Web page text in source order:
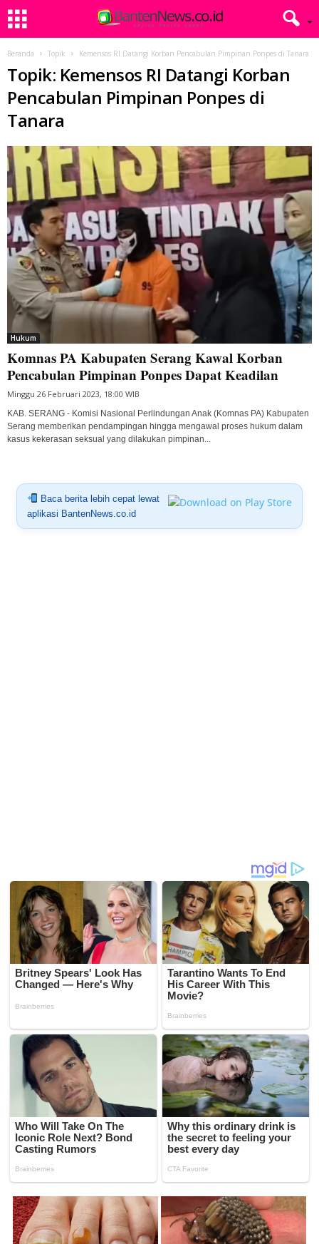
Beranda Topik Kemensos RI Datangi Korban Pencabulan Pimpinan Ponpes di Tanara
Topik: Kemensos RI Datangi Korban
Pencabulan Pimpinan Ponpes di
Tanara
Hukum
Komnas PA Kabupaten Serang Kawal Korban
Pencabulan Pimpinan Ponpes Dapat Keadilan
Minggu 26 Februari 2023, 18:00 WIB
KAB. SERANG - Komisi Nasional Perlindungan Anak (Komnas PA) Kabupaten
Serang memberikan pendampingan hingga mengawal proses hukum dalam
kasus kekerasan seksual yang dilakukan pimpinan...
Baca berita lebih cepat lewat
aplikasi BantenNews.co.id